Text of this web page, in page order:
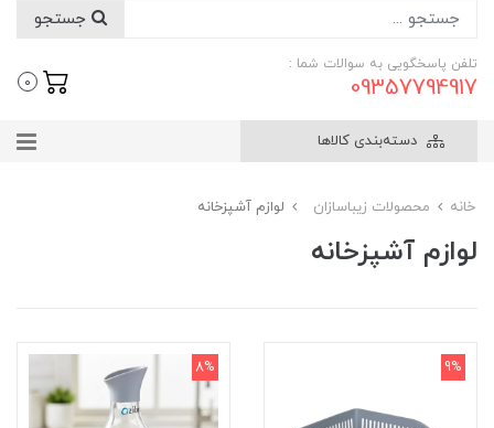
تلفن پاسخگویی به سوالات شما :
09357794917
0
دسته‌بندی کالاها
خانه محصولات زیباسازان لوازم آشپزخانه
لوازم آشپزخانه
9%
8%